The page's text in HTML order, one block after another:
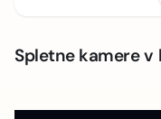
Spletne kamere v